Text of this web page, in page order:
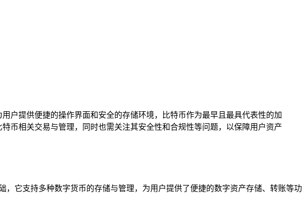
户提供便捷的操作界面和安全的存储环境，比特币作为最早且最具代表性的加
币相关交易与管理，同时也需关注其安全性和合规性等问题，以保障用户资产
它支持多种数字货币的存储与管理，为用户提供了便捷的数字资产存储、转账等功